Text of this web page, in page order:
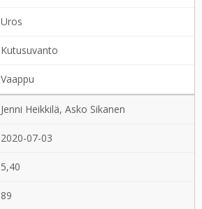
Uros
Kutusuvanto
Vaappu
Jenni Heikkilä, Asko Sikanen
2020-07-03
5,40
89